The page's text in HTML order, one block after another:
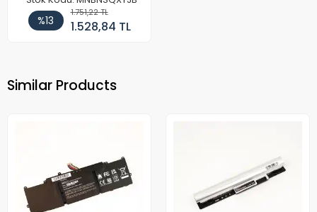
%13
1.751,22 TL
1.528,84 TL
Similar Products